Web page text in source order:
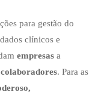
para gestão do
clínicos e
empresas a
. Para as